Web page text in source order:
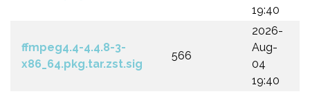
19:40
ffmpeg4.4-4.4.8-3-
x86_64.pkg.tar.zst.sig
566
2026-
Aug-
04
19:40